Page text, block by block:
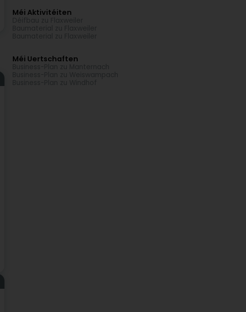
Méi Aktivitéiten
Méi Uertschaften